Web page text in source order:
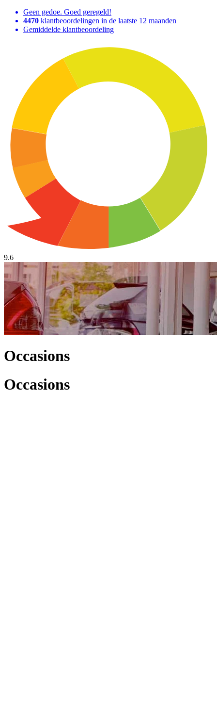
Geen gedoe. Goed geregeld!
4470 klantbeoordelingen in de laatste 12 maanden
Gemiddelde klantbeoordeling
9.6
Occasions
Occasions